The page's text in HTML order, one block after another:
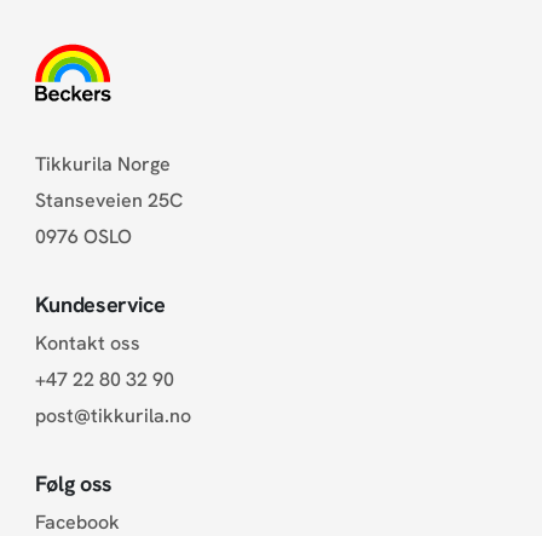
Tikkurila Norge
Stanseveien 25C
0976 OSLO
Kundeservice
Kontakt oss
+47 22 80 32 90
post@tikkurila.no
Følg oss
Facebook